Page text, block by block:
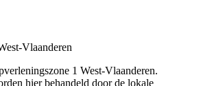
Vlaanderen
1 West-Vlaanderen.
hier behandeld door de lokale